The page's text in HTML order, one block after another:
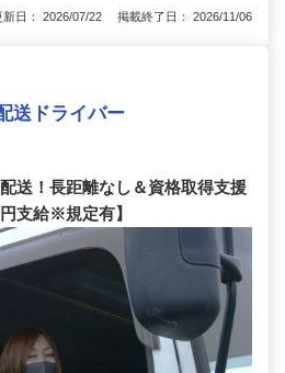
新日： 2026/07/22 掲載終了日： 2026/11/06
送ドライバー
送！長距離なし＆資格取得支援
支給※規定有】